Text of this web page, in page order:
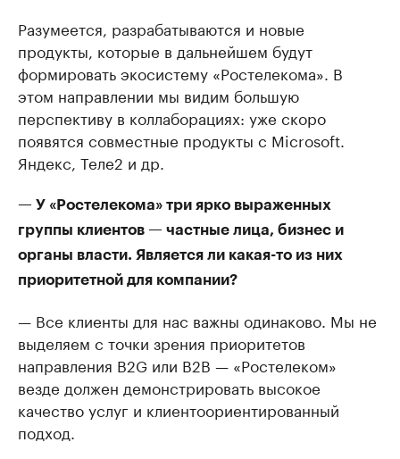
Разумеется, разрабатываются и новые
продукты, которые в дальнейшем будут
формировать экосистему «Ростелекома». В
этом направлении мы видим большую
перспективу в коллаборациях: уже скоро
появятся совместные продукты с Microsoft.
Яндекс, Теле2 и др.
— У «Ростелекома» три ярко выраженных
группы клиентов — частные лица, бизнес и
органы власти. Является ли какая-то из них
приоритетной для компании?
— Все клиенты для нас важны одинаково. Мы не
выделяем с точки зрения приоритетов
направления B2G или B2В — «Ростелеком»
везде должен демонстрировать высокое
качество услуг и клиентоориентированный
подход.